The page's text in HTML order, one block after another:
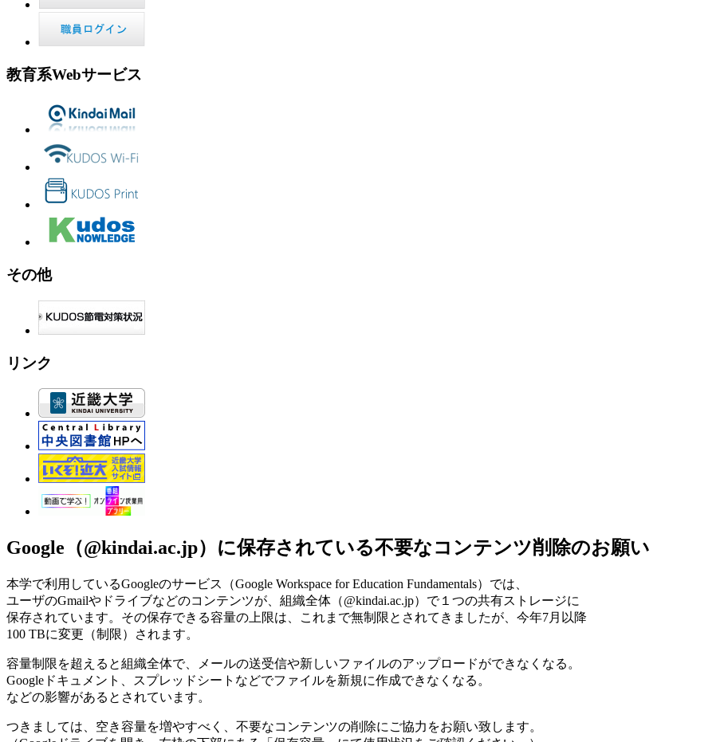
教育系Webサービス
その他
リンク
Google（@kindai.ac.jp）に保存されている不要なコンテンツ削除のお願い
本学で利用しているGoogleのサービス（Google Workspace for Education Fundamentals）では、
ユーザのGmailやドライブなどのコンテンツが、組織全体（@kindai.ac.jp）で１つの共有ストレージに
保存されています。その保存できる容量の上限は、これまで無制限とされてきましたが、今年7月以降
100 TBに変更（制限）されます。
容量制限を超えると組織全体で、メールの送受信や新しいファイルのアップロードができなくなる。
Googleドキュメント、スプレッドシートなどでファイルを新規に作成できなくなる。
などの影響があるとされています。
つきましては、空き容量を増やすべく、不要なコンテンツの削除にご協力をお願い致します。